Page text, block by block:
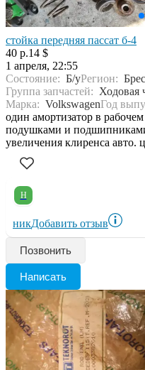
стойка передняя пассат б-4
40 р.14 $
1 апреля, 22:55
Состояние: Б/уРегион:
Группа запчастей: Ходовая
Марка: VolkswagenГод
один амортизатор в
подушками и
увеличения клиренса авто.
Н
никДобавить отзыв
Позвонить
Написать